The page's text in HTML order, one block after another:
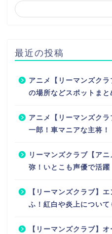
最近の投稿
アニメ【リーマンズク
の場所などスポットまと
アニメ【リーマンズク
一郎！車マニアな主将！
リーマンズクラブ【ア
弥！いとこも声優で活躍
【リーマンズクラブ】
ふ！紅白や炎上について
【リーマンズクラブ】